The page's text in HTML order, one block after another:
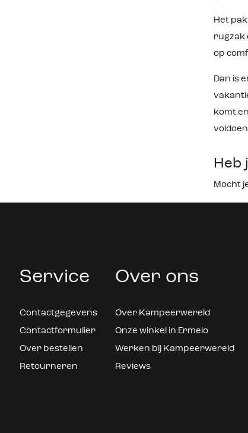
Het
rugzak
op
Dan is
komt
Heb
Mocht
Service
Contactgegevens
Contactformulier
Over bestellen
Retourneren
Over ons
Over Kampeerwereld
Onze winkel in Ermelo
Werken bij Kampeerwereld
Reviews